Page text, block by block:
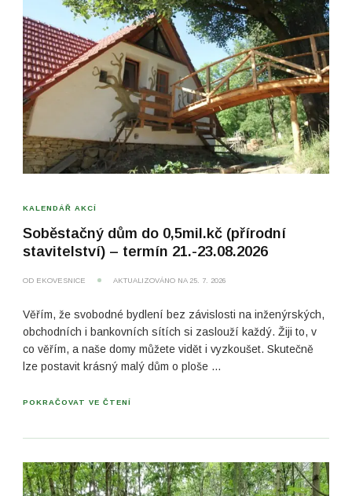
KALENDÁŘ AKCÍ
Soběstačný dům do 0,5mil.kč (přírodní
stavitelství) – termín 21.-23.08.2026
OD EKOVESNICE AKTUALIZOVÁNO NA 25. 7. 2026
Věřím, že svobodné bydlení bez závislosti na inženýrských,
obchodních i bankovních sítích si zaslouží každý. Žiji to, v
co věřím, a naše domy můžete vidět i vyzkoušet. Skutečně
lze postavit krásný malý dům o ploše …
POKRAČOVAT VE ČTENÍ